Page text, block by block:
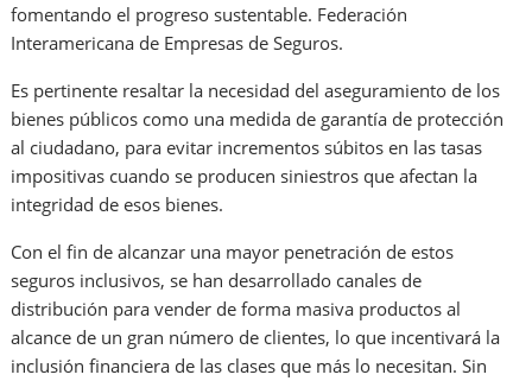
fomentando el progreso sustentable. Federación
Interamericana de Empresas de Seguros.
Es pertinente resaltar la necesidad del aseguramiento de los
bienes públicos como una medida de garantía de protección
al ciudadano, para evitar incrementos súbitos en las tasas
impositivas cuando se producen siniestros que afectan la
integridad de esos bienes.
Con el fin de alcanzar una mayor penetración de estos
seguros inclusivos, se han desarrollado canales de
distribución para vender de forma masiva productos al
alcance de un gran número de clientes, lo que incentivará la
inclusión financiera de las clases que más lo necesitan. Sin